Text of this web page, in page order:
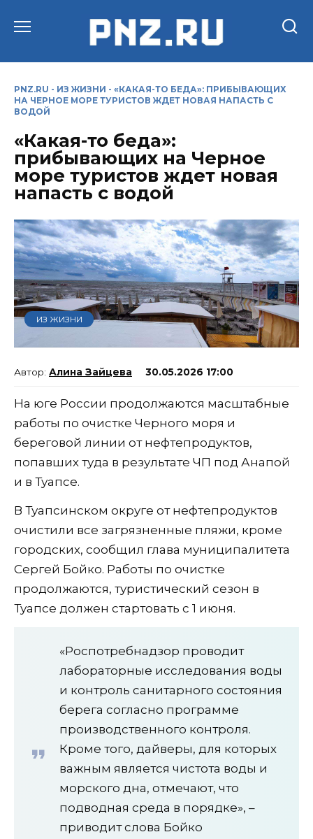
PNZ.RU - ИЗ ЖИЗНИ - «КАКАЯ-ТО БЕДА»: ПРИБЫВАЮЩИХ
НА ЧЕРНОЕ МОРЕ ТУРИСТОВ ЖДЕТ НОВАЯ НАПАСТЬ С
ВОДОЙ
«Какая-то беда»:
прибывающих на Черное
море туристов ждет новая
напасть с водой
ИЗ ЖИЗНИ
Алина Зайцева 30.05.2026 17:00
На юге России продолжаются масштабные
работы по очистке Черного моря и
береговой линии от нефтепродуктов,
попавших туда в результате ЧП под Анапой
и в Туапсе.
В Туапсинском округе от нефтепродуктов
очистили все загрязненные пляжи, кроме
городских, сообщил глава муниципалитета
Сергей Бойко. Работы по очистке
продолжаются, туристический сезон в
Туапсе должен стартовать с 1 июня.
«Роспотребнадзор проводит
лабораторные исследования воды
и контроль санитарного состояния
берега согласно программе
производственного контроля.
Кроме того, дайверы, для которых
важным является чистота воды и
морского дна, отмечают, что
подводная среда в порядке», –
приводит слова Бойко